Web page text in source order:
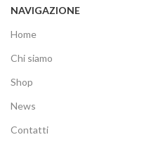
NAVIGAZIONE
Home
Chi siamo
Shop
News
Contatti